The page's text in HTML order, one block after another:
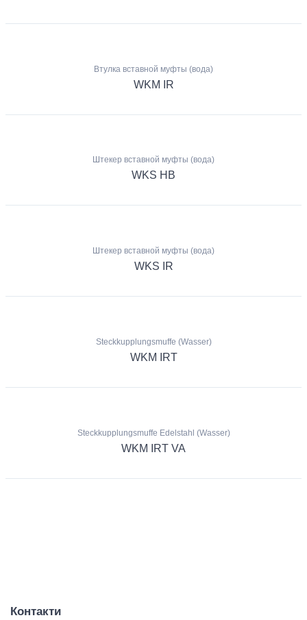
Втулка вставной муфты (вода)
WKM IR
Штекер вставной муфты (вода)
WKS HB
Штекер вставной муфты (вода)
WKS IR
Steckkupplungsmuffe (Wasser)
WKM IRT
Steckkupplungsmuffe Edelstahl (Wasser)
WKM IRT VA
Контакти